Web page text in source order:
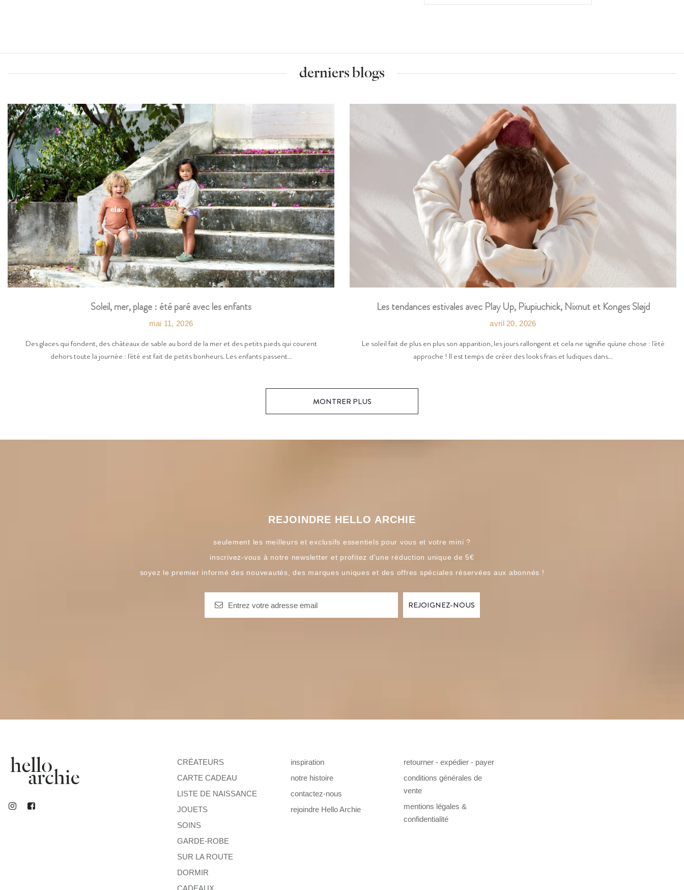
derniers blogs
Soleil, mer, plage : été paré avec les enfants
mai 11, 2026
Des glaces qui fondent, des châteaux de sable au bord de la mer et des petits pieds qui courent
dehors toute la journée : l'été est fait de petits bonheurs. Les enfants passent...
Les tendances estivales avec Play Up, Piupiuchick, Nixnut et Konges Sløjd
avril 20, 2026
Le soleil fait de plus en plus son apparition, les jours rallongent et cela ne signifie qu'une chose : l'été
approche ! Il est temps de créer des looks frais et ludiques dans...
MONTRER PLUS
REJOINDRE HELLO ARCHIE
seulement les meilleurs et exclusifs essentiels pour vous et votre mini ?
inscrivez-vous à notre newsletter et profitez d'une réduction unique de 5€
soyez le premier informé des nouveautés, des marques uniques et des offres spéciales réservées aux abonnés !
CRÉATEURS
CARTE CADEAU
LISTE DE NAISSANCE
JOUETS
SOINS
GARDE-ROBE
SUR LA ROUTE
DORMIR
inspiration
notre histoire
contactez-nous
rejoindre Hello Archie
retourner - expédier - payer
conditions générales de
vente
mentions légales &
confidentialité